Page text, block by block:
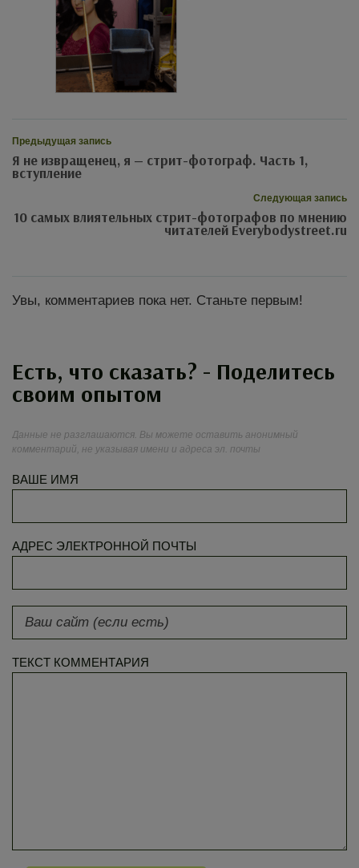
Предыдущая запись
Я не извращенец, я — стрит-фотограф. Часть 1,
вступление
Следующая запись
10 самых влиятельных стрит-фотографов по мнению
читателей Everybodystreet.ru
Увы, комментариев пока нет. Станьте первым!
Есть, что сказать? - Поделитесь
своим опытом
Данные не разглашаются. Вы можете оставить анонимный
комментарий, не указывая имени и адреса эл. почты
ВАШЕ ИМЯ
АДРЕС ЭЛЕКТРОННОЙ ПОЧТЫ
ТЕКСТ КОММЕНТАРИЯ